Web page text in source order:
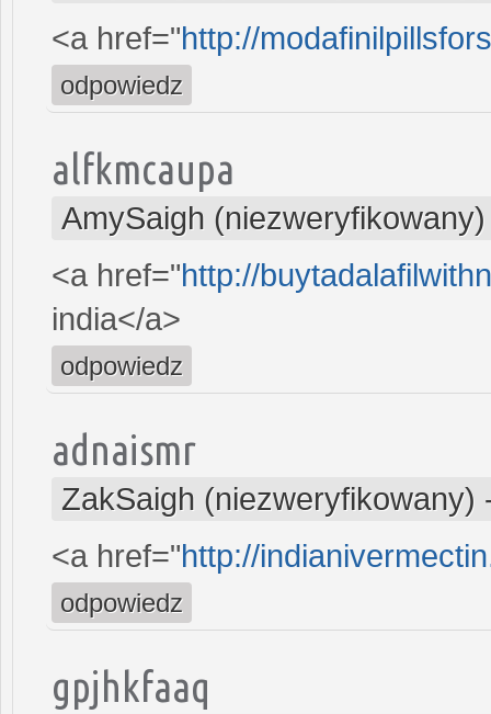
<a href="http://
odpowiedz
alfkmcaupa
AmySaigh (niezweryfikowany)
<a href="http://
india</a>
odpowiedz
adnaismr
ZakSaigh (niezweryfikowany)
<a href="http://
odpowiedz
gpjhkfaaq